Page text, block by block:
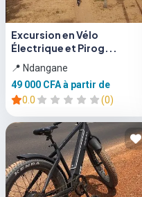
Excursion en Vélo
Électrique et Pirog...
📍 Ndangane
49 000 CFAà partir de
0.0
(0)